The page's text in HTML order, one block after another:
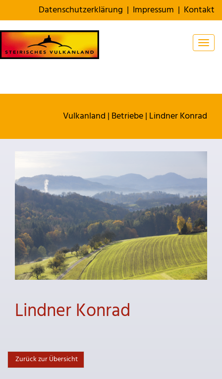
Datenschutzerklärung | Impressum | Kontakt
Vulkanland | Betriebe| Lindner Konrad
Lindner Konrad
Zurück zur Übersicht